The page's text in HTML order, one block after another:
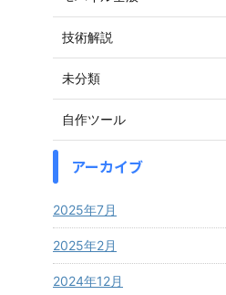
技術解説
未分類
自作ツール
アーカイブ
2025年7月
2025年2月
2024年12月